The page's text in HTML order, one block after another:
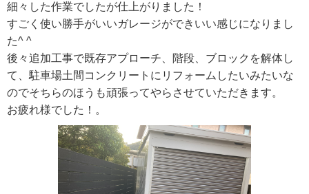
細々した作業でしたが仕上がりました！
すごく使い勝手がいいガレージができいい感じになりまし
た^ ^
後々追加工事で既存アプローチ、階段、ブロックを解体し
て、駐車場土間コンクリートにリフォームしたいみたいな
のでそちらのほうも頑張ってやらさせていただきます。
お疲れ様でした！。